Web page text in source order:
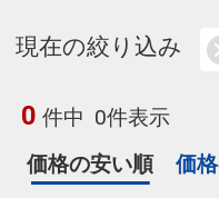
現在の絞り込み
0 件中 0件表示
価格の安い順
価